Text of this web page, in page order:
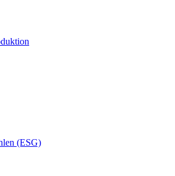
(ESG)